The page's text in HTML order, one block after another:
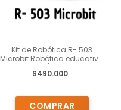
Kit de Robótica R- 503
Microbit Robótica educativa
$490.000